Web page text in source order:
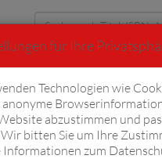
Erweiterte Suche
Hörbücher
für Ihre
Technologien wie
abzustimmen und
bitten Sie um Ihre
zum